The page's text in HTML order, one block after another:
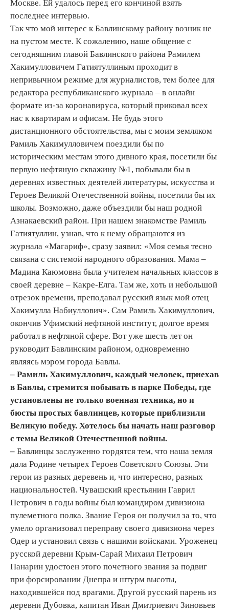
Москве. Ей удалось перед его кончиной взять
последнее интервью.
Так что мой интерес к Бавлинскому району возник не
на пустом месте. К сожалению, наше общение с
сегодняшним главой Бавлинского района Рамилем
Хакимулловичем Гатиятуллиным проходит в
непривычном режиме для журналистов, тем более для
редактора республиканского журнала – в онлайн
формате из-за коронавируса, который приковал всех
нас к квартирам и офисам. Не будь этого
дистанционного обстоятельства, мы с моим земляком
Рамиль Хакимулловичем поездили бы по
историческим местам этого дивного края, посетили бы
первую нефтяную скважину №1, побывали бы в
деревнях известных деятелей литературы, искусства и
Героев Великой Отечественной войны, посетили бы их
школы. Возможно, даже объездили бы наш родной
Азнакаевский район. При нашем знакомстве Рамиль
Гатиятуллин, узнав, что к нему обращаются из
журнала «Магариф», сразу заявил: «Моя семья тесно
связана с системой народного образования. Мама –
Мадина Каюмовна была учителем начальных классов в
своей деревне – Какре-Елга. Там же, хоть и небольшой
отрезок времени, преподавал русский язык мой отец
Хакимулла Набиуллович». Сам Рамиль Хакимуллович,
окончив Уфимский нефтяной институт, долгое время
работал в нефтяной сфере. Вот уже шесть лет он
руководит Бавлинским районом, одновременно
являясь мэром города Бавлы.
– Рамиль Хакимуллович, каждый человек, приехав
в Бавлы, стремится побывать в парке Победы, где
установлены не только военная техника, но и
бюсты простых бавлинцев, которые приблизили
Великую победу. Хотелось бы начать наш разговор
с темы Великой Отечественной войны.
– Бавлинцы заслуженно гордятся тем, что наша земля
дала Родине четырех Героев Советского Союзы. Эти
герои из разных деревень и, что интересно, разных
национальностей. Чувашский крестьянин Гаврил
Петрович в годы войны был командиром дивизиона
пулеметного полка. Звание Героя он получил за то, что
умело организовал переправу своего дивизиона через
Одер и установил связь с нашими войсками. Уроженец
русской деревни Крым-Сарай Михаил Петрович
Панарин удостоен этого почетного звания за подвиг
при форсировании Днепра и штурм высоты,
находившейся под врагами. Другой русский парень из
деревни Дубовка, капитан Иван Дмитриевич Зиновьев